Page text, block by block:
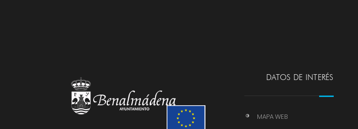
DATOS DE INTERÉS
MAPA WEB